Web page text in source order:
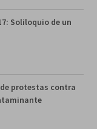
Soliloquio de un
de protestas contra